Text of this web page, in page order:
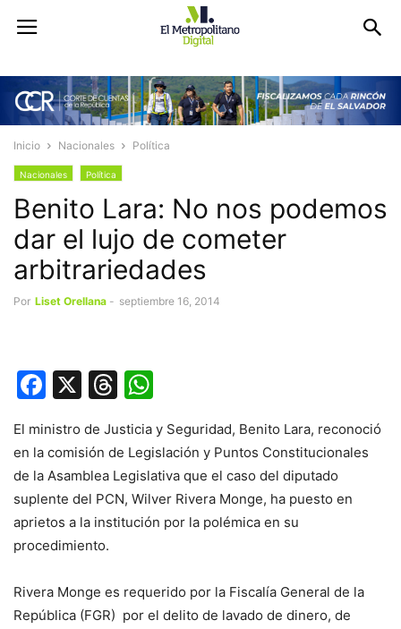
Inicio Nacionales Política
Nacionales Política
Benito Lara: No nos podemos
dar el lujo de cometer
arbitrariedades
Por Liset Orellana - septiembre 16, 2014
Facebook
X Threads
El ministro de Justicia y Seguridad, Benito Lara, reconoció
en la comisión de Legislación y Puntos Constitucionales
de la Asamblea Legislativa que el caso del diputado
suplente del PCN, Wilver Rivera Monge, ha puesto en
aprietos a la institución por la polémica en su
procedimiento.
Rivera Monge es requerido por la Fiscalía General de la
República (FGR) por el delito de lavado de dinero, de